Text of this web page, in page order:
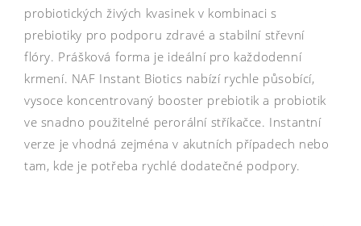
probiotických živých kvasinek v kombinaci s
prebiotiky pro podporu zdravé a stabilní střevní
flóry. Prášková forma je ideální pro každodenní
krmení. NAF Instant Biotics nabízí rychle působící,
vysoce koncentrovaný booster prebiotik a probiotik
ve snadno použitelné perorální stříkačce. Instantní
verze je vhodná zejména v akutních případech nebo
tam, kde je potřeba rychlé dodatečné podpory.